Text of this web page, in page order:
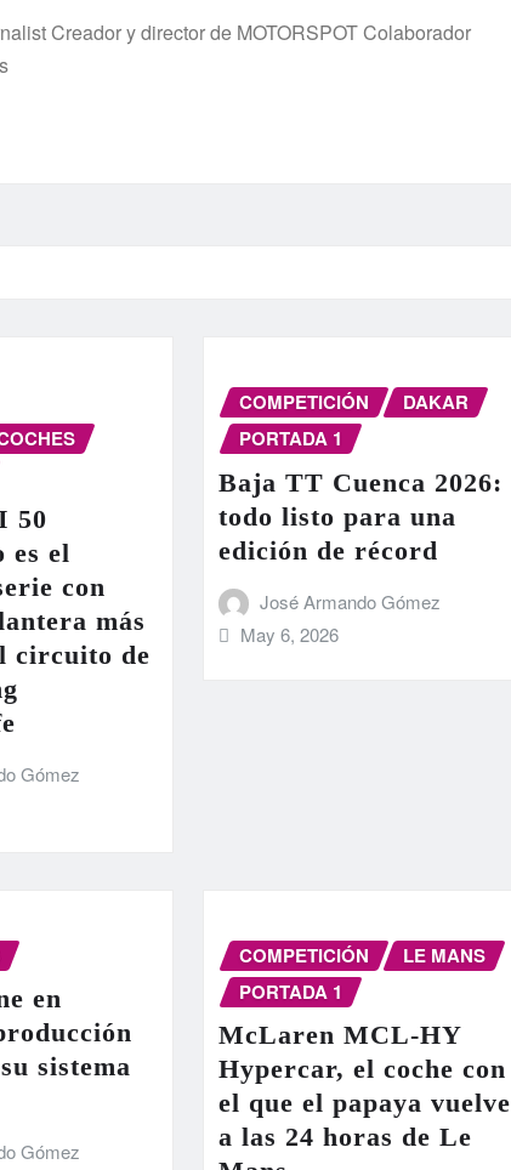
Creador y director de MOTORSPOT Colaborador
50
es el
con
más
circuito de
Gómez
COMPETICIÓN
DAKAR
PORTADA 1
Baja TT Cuenca 2026:
todo listo para una
edición de récord
José Armando Gómez
May 6, 2026
en
sistema
Gómez
COMPETICIÓN
LE MANS
PORTADA 1
McLaren MCL-HY
Hypercar, el coche con
el que el papaya vuelve
a las 24 horas de Le